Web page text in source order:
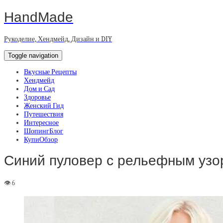
HandMade
Рукоделие, Хендмейд, Дизайн и DIY
Toggle navigation
Вкусные Рецепты
Хендмейд
Дом и Сад
Здоровье
Женский Гид
Путешествия
Интересное
ШопингБлог
КупиОбзор
Синий пуловер с рельефным